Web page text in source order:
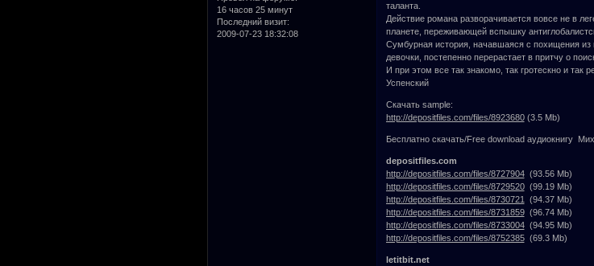
16 часов 25 минут
Последний визит:
2009-07-23 18:32:08
таланта.
Действие романа разворачивается вовсе не в
планете, переживающей вспышку
Сумбурная история, начавшаяся с похищения из
девочки, постепенно перерастает в притчу о
И при этом все так знакомо, так гротескно и
Успенский
Скачать sample:
http://depositfiles.com/files/8923680(3.5 Mb)
Бесплатно скачать/Free download аудиокнигу
depositfiles.com
http://depositfiles.com/files/8727904(93.56 Mb)
http://depositfiles.com/files/8729520(99.19 Mb)
http://depositfiles.com/files/8730721
(94.37 Mb)
http://depositfiles.com/files/8731859(96.74 Mb)
http://depositfiles.com/files/8733004(94.95 Mb)
http://depositfiles.com/files/8752385(69.3 Mb)
letitbit.net